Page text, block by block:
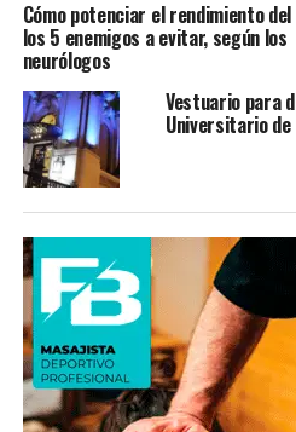
Cómo potenciar el rendimiento
los 5 enemigos a evitar, según los
neurólogos
Vestuario para
Universitario de